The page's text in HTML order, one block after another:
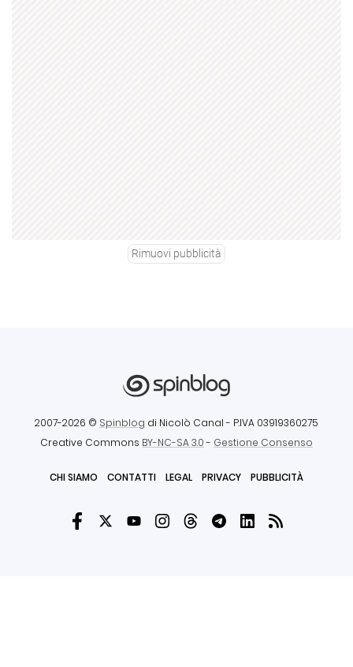
Rimuovi pubblicità
2007-2026 © Spinblog di Nicolò Canal - P.IVA 03919360275
Creative Commons BY-NC-SA 3.0- Gestione Consenso
CHI SIAMO CONTATTI LEGAL PRIVACY PUBBLICITÀ